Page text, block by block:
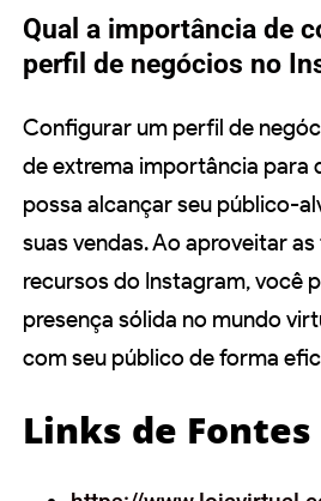
Qual a importância de
perfil de negócios no
Configurar um perfil de
de extrema importância para
possa alcançar seu público-
suas vendas. Ao aproveitar
recursos do Instagram, você
presença sólida no mundo
com seu público de forma
Links de Fontes